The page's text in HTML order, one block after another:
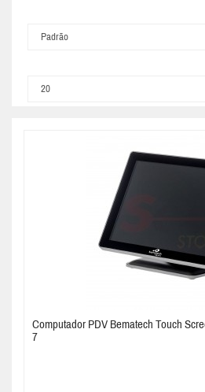
Computador PDV Bematech Touch
7